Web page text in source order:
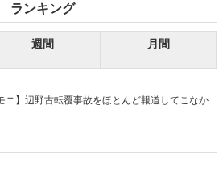
ランキング
週間 月間
ニ】辺野古転覆事故をほとんど報道してこなか